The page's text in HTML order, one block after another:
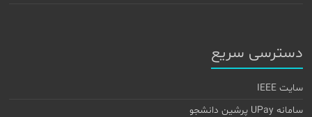
دسترسی سریع
سایت IEEE
سامانه UPay پرشین دانشجو